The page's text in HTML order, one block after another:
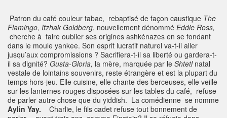
Patron du café couleur tabac, rebaptisé de façon caustique The
Flamingo, Itzhak Goldberg, nouvellement dénommé Eddie Ross,
cherche à faire oublier ses origines ashkénazes en se fondant
dans le moule yankee. Son esprit lucratif naturel va-t-il aller
jusqu’aux compromissions ? Sacrifiera-t-il sa liberté ou gardera-t-
il sa dignité? Gusta-Gloria, la mère, marquée par le Shtetlnatal
vestale de lointains souvenirs, reste étrangère et est la plupart du
temps hors-jeu. Elle cuisine, elle chante des berceuses, elle veille
sur les lanternes rouges disposées sur les tables du café, refuse
de parler autre chose que du yiddish. La comédienne se nomme
Aylin Yay. Charlie, le fils cadet refuse tout bonnement de